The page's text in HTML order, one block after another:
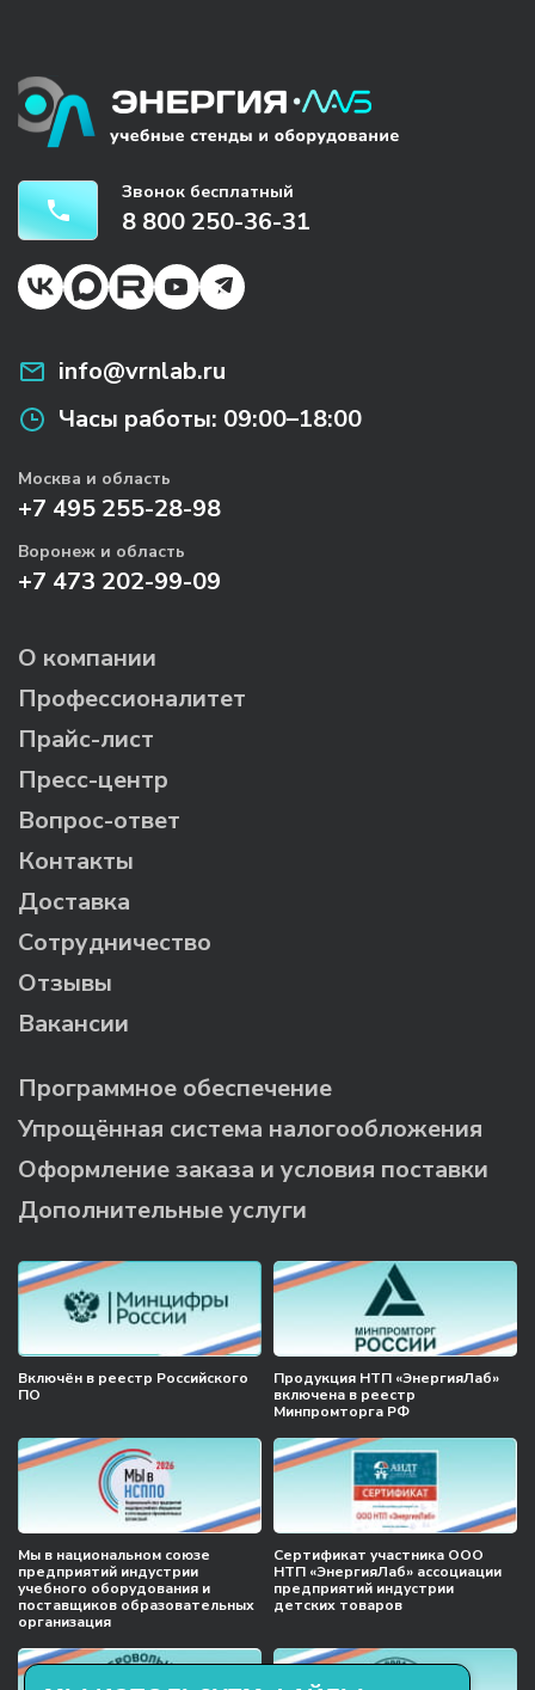
Звонок бесплатный
8 800 250-36-31
info@vrnlab.ru
Часы работы: 09:00–18:00
Москва и область
+7 495 255-28-98
Воронеж и область
+7 473 202-99-09
О компании
Профессионалитет
Прайс-лист
Пресс-центр
Вопрос-ответ
Контакты
Доставка
Сотрудничество
Отзывы
Вакансии
Программное обеспечение
Упрощённая система налогообложения
Оформление заказа и условия поставки
Дополнительные услуги
Включён в реестр Российского
ПО
Продукция НТП «ЭнергияЛаб»
включена в реестр
Минпромторга РФ
Мы в национальном союзе
предприятий индустрии
учебного оборудования и
поставщиков образовательных
организация
Сертификат участника ООО
НТП «ЭнергияЛаб» ассоциации
предприятий индустрии
детских товаров